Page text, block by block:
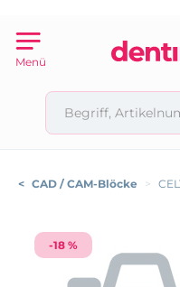
Menü
< CAD / CAM-Blöcke >
-18 %